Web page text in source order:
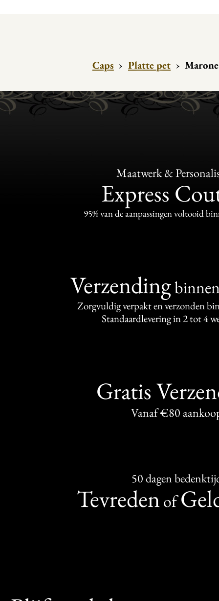
Caps › Platte pet ›
Maatwerk &
Express
95% van de aanpassingen voltooid
Verzending
Zorgvuldig verpakt en verzonden
Standaardlevering in 2 tot 4
Gratis
Vanaf €80
50 dagen
Tevredenof